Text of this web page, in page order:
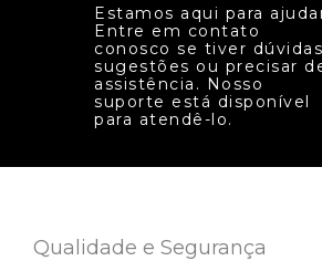
Estamos aqui para
Entre em contato
conosco se tiver
sugestões ou precisar
assistência. Nosso
suporte está disponível
para atendê-lo.
Qualidade e Segurança